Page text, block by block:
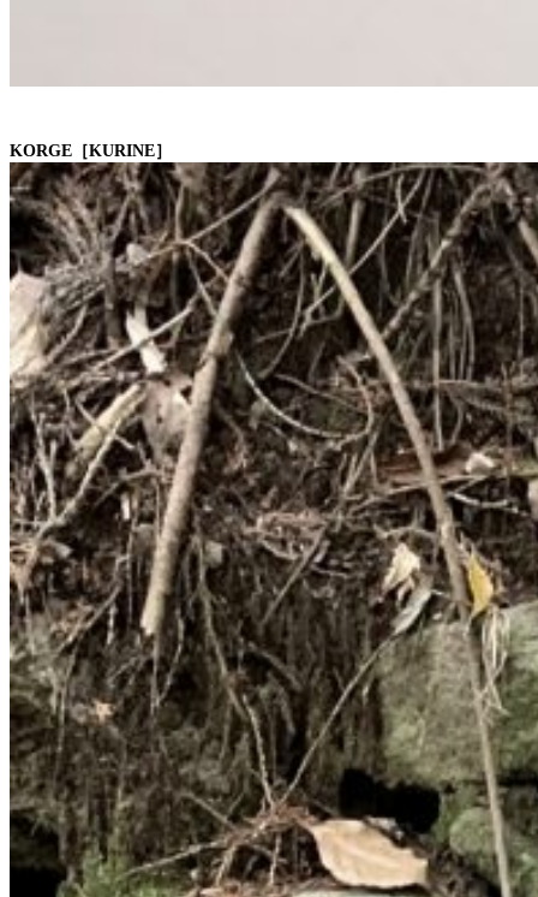
KORGE［KURINE］